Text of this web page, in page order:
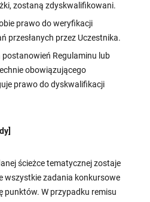
zostaną zdyskwalifikowani.
prawo do weryfikacji
przesłanych przez Uczestnika.
Regulaminu lub
obowiązującego
prawo do dyskwalifikacji
ścieżce tematycznej zostaje
wszystkie zadania konkursowe
punktów. W przypadku remisu